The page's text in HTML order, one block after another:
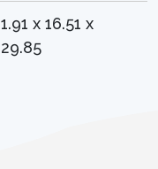
1.91 x 16.51 x
29.85